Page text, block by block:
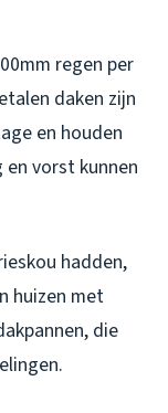
regen per
daken zijn
en houden
vorst kunnen
hadden,
huizen met
die